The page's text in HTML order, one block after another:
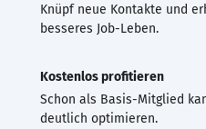
Knüpf neue Kontakte und
besseres Job-Leben.
Kostenlos profitieren
Schon als Basis-Mitglied
deutlich optimieren.